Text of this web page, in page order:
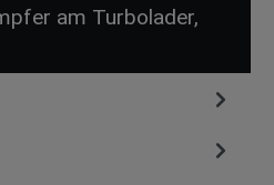
am Turbolader,